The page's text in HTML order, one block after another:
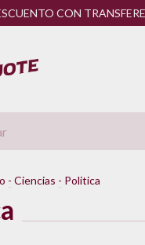
CON
- Ciencias - Politica